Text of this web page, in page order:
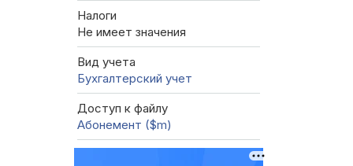
Налоги
Не имеет значения
Вид учета
Бухгалтерский учет
Доступ к файлу
Абонемент ($m)